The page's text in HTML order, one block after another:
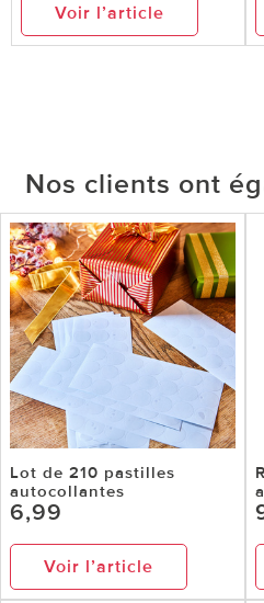
Voir l’article
Nos clients ont
Lot de 210 pastilles
autocollantes
6,99
Voir l’article